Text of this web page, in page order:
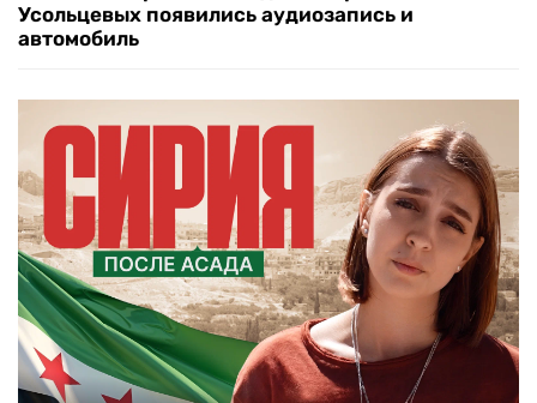
Усольцевых появились аудиозапись и
автомобиль